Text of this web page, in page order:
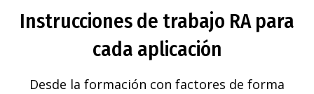
Instrucciones de trabajo RA para
cada aplicación
Desde la formación con factores de forma